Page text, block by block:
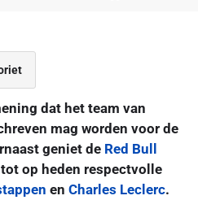
dat het team van
mag worden voor de
geniet de Red Bull
op heden respectvolle
en Charles Leclerc.